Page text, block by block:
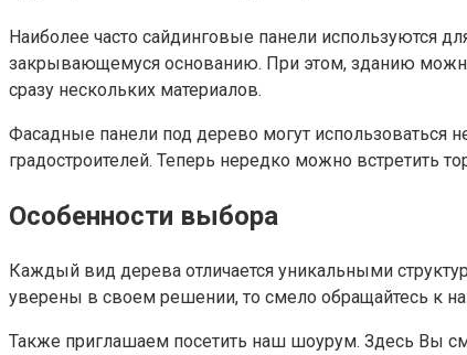
Наиболее часто сайдинговые панели используются
закрывающемуся основанию. При этом, зданию
сразу нескольких материалов.
Фасадные панели под дерево могут использоваться
градостроителей. Теперь нередко можно
Особенности выбора
Каждый вид дерева отличается уникальными
уверены в своем решении, то смело обращайтесь к
Также приглашаем посетить наш шоурум. Здесь Вы